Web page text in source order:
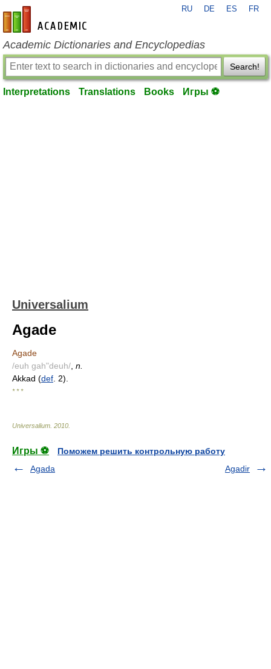
en-academic.com
RU DE ES FR
Academic Dictionaries and Encyclopedias
Search!
Interpretations Translations Books Игры ⚽
Universalium
Agade
Agade
/euh gah"deuh/ n.
Akkad (def . 2).
* * *
Universalium 2010
Игры ⚽
Поможем решить контрольную работу
Agada
Agadir